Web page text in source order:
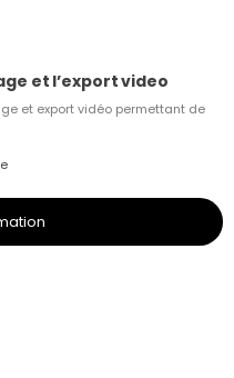
et l’export video
et export vidéo permettant de